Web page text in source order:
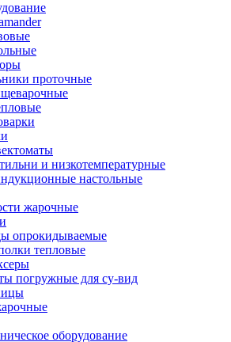
проточные
и низкотемпературные
настольные
жарочные
опрокидываемые
тепловые
погружные для су-вид